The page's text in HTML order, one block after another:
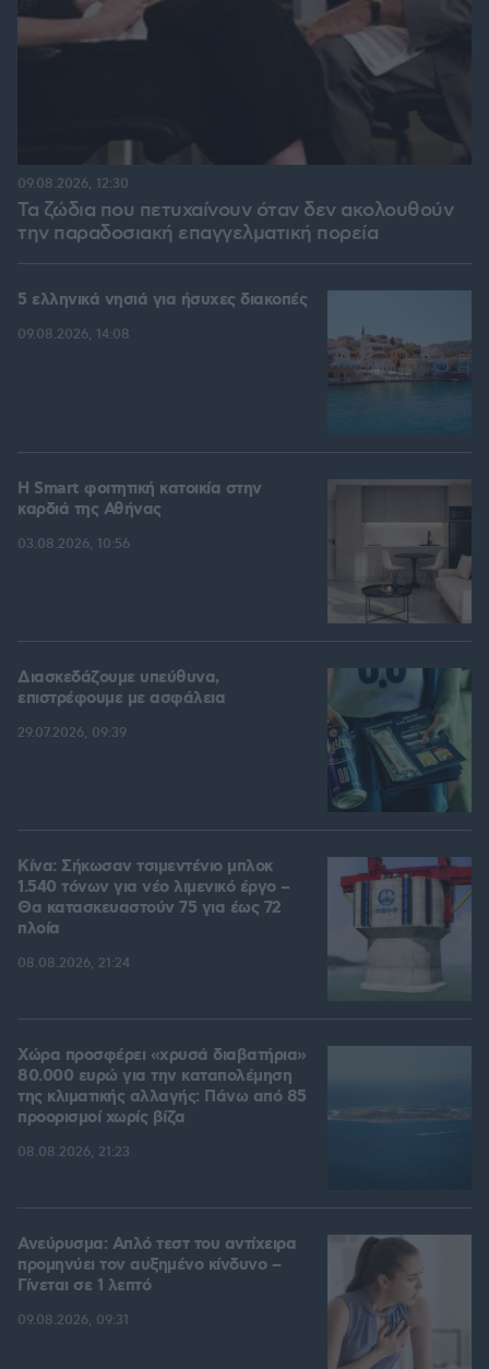
Τα ζώδια που πετυχαίνουν όταν δεν ακολουθούν
την παραδοσιακή επαγγελματική πορεία
09.08.2026, 12:30
5 ελληνικά νησιά για ήσυχες διακοπές
09.08.2026, 14:08
Η Smart φοιτητική κατοικία στην
καρδιά της Αθήνας
03.08.2026, 10:56
Διασκεδάζουμε υπεύθυνα,
επιστρέφουμε με ασφάλεια
29.07.2026, 09:39
Κίνα: Σήκωσαν τσιμεντένιο μπλοκ
1.540 τόνων για νέο λιμενικό έργο –
Θα κατασκευαστούν 75 για έως 72
πλοία
08.08.2026, 21:24
Χώρα προσφέρει «χρυσά διαβατήρια»
80.000 ευρώ για την καταπολέμηση
της κλιματικής αλλαγής: Πάνω από 85
προορισμοί χωρίς βίζα
08.08.2026, 21:23
Ανεύρυσμα: Απλό τεστ του αντίχειρα
προμηνύει τον αυξημένο κίνδυνο –
Γίνεται σε 1 λεπτό
09.08.2026, 09:31